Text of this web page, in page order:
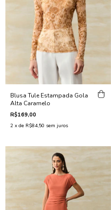
Blusa Tule Estampada Gola
Alta Caramelo
R$169,00
2 x de R$84,50 sem juros